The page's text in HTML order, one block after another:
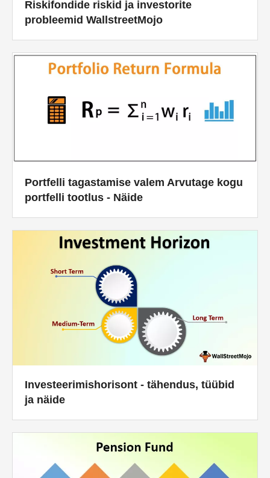
Riskifondide riskid ja investorite
probleemid WallstreetMojo
Portfelli tagastamise valem Arvutage kogu
portfelli tootlus - Näide
Investeerimishorisont - tähendus, tüübid
ja näide